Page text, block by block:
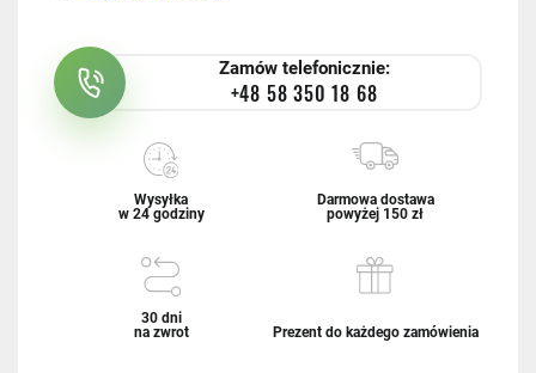
Zamów telefonicznie:
+48 58 350 18 68
Wysyłka
w 24 godziny
Darmowa dostawa
powyżej 150 zł
30 dni
na zwrot
Prezent do każdego zamówienia